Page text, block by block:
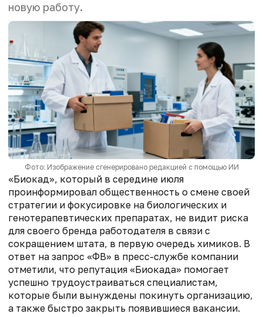
новую работу.
Фото: Изображение сгенерировано редакцией с помощью ИИ
«Биокад», который в середине июля
проинформировал общественность о смене своей
стратегии и фокусировке на биологических и
генотерапевтических препаратах, не видит риска
для своего бренда работодателя в связи с
сокращением штата, в первую очередь химиков. В
ответ на запрос «ФВ» в пресс-службе компании
отметили, что репутация «Биокада» помогает
успешно трудоустраиваться специалистам,
которые были вынуждены покинуть организацию,
а также быстро закрыть появившиеся вакансии.